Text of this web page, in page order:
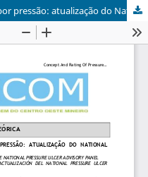
Conceito e classificação de lesão por pressão: atualização do National Pressure Ulcer Advisory Panel